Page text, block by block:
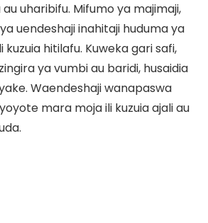
uharibifu. Mifumo ya majimaji,
uendeshaji inahitaji huduma ya
hitilafu. Kuweka gari safi,
ya vumbi au baridi, husaidia
Waendeshaji wanapaswa
mara moja ili kuzuia ajali au